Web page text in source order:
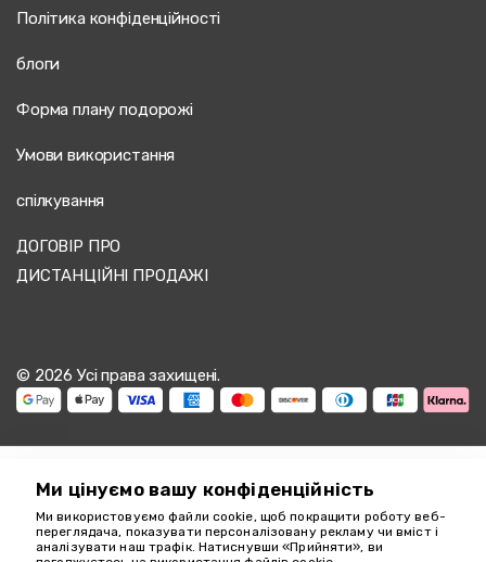
Політика конфіденційності
блоги
Форма плану подорожі
Умови використання
спілкування
ДОГОВІР ПРО
ДИСТАНЦІЙНІ ПРОДАЖІ
© 2026 Усі права захищені.
Ми цінуємо вашу конфіденційність
Ми використовуємо файли cookie, щоб покращити роботу веб-
переглядача, показувати персоналізовану рекламу чи вміст і
аналізувати наш трафік. Натиснувши «Прийняти», ви
Ми тут, щоб
допомогти